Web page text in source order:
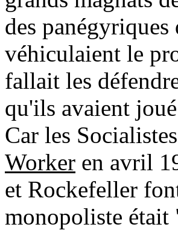
des panégyriques
véhiculaient le
fallait les
qu'ils avaient
Car les
Worker en avril
et Rockefeller
monopoliste était